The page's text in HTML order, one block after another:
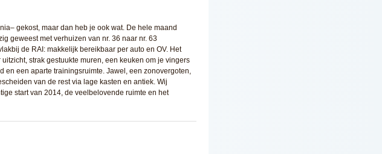
gekost, maar dan heb je ook wat. De hele maand
geweest met verhuizen van nr. 36 naar nr. 63
de RAI: makkelijk bereikbaar per auto en OV. Het
strak gestuukte muren, een keuken om je vingers
en een aparte trainingsruimte. Jawel, een zonovergoten,
van de rest via lage kasten en antiek. Wij
start van 2014, de veelbelovende ruimte en het